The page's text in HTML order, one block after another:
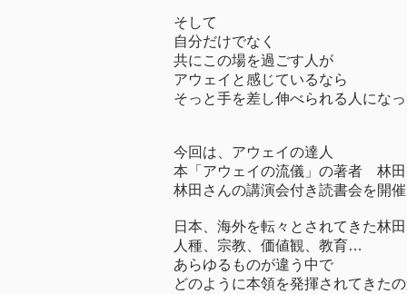
そして
自分だけでなく
共にこの場を過ごす人が
アウェイと感じているなら
そっと手を差し伸べられる人にな
今回は、アウェイの達人
本「アウェイの流儀」の著者 林
林田さんの講演会付き読書会を開
日本、海外を転々とされてきた林
人種、宗教、価値観、教育…
あらゆるものが違う中で
どのように本領を発揮されてきた